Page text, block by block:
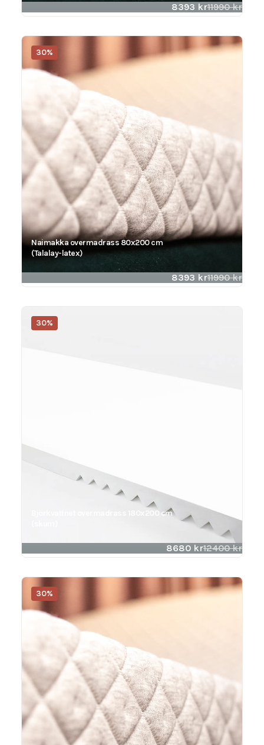
11990kr
8393 kr
30%
Naimakka overmadrass 80x200 cm
(Talalay-latex)
11990kr
8393 kr
30%
Björkvattnet overmadrass 180x200 cm
12400kr
8680 kr
30%